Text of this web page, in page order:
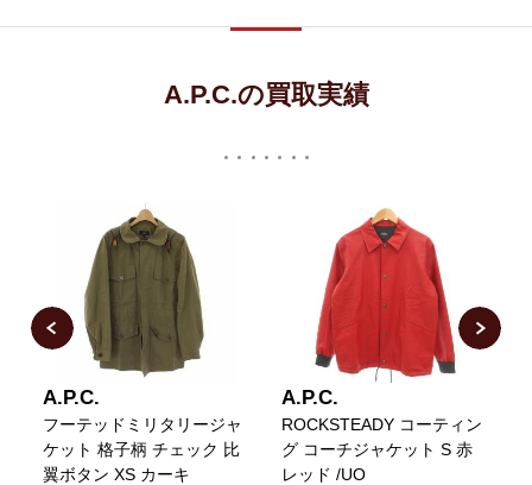
A.P.C.の買取実績
A.P.C.
フーテッドミリタリージャ
ケット 格子柄 チェック 比
翼ボタン XS カーキ
A.P.C.
ROCKSTEADY コーティン
グ コーチジャケット S 赤
レッド /UO